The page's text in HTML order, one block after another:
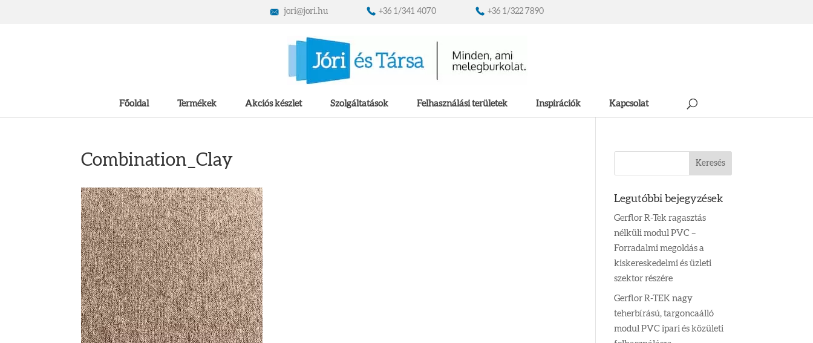
jori@jori.hu +36 1/341 4070 +36 1/322 7890
Főoldal Termékek Akciós készlet Szolgáltatások Felhasználási területek Inspirációk Kapcsolat
Combination_Clay
Legutóbbi bejegyzések
Gerflor R-Tek ragasztás
nélküli modul PVC –
Forradalmi megoldás a
kiskereskedelmi és üzleti
szektor részére
Gerflor R-TEK nagy
teherbírású, targoncaálló
modul PVC ipari és közületi